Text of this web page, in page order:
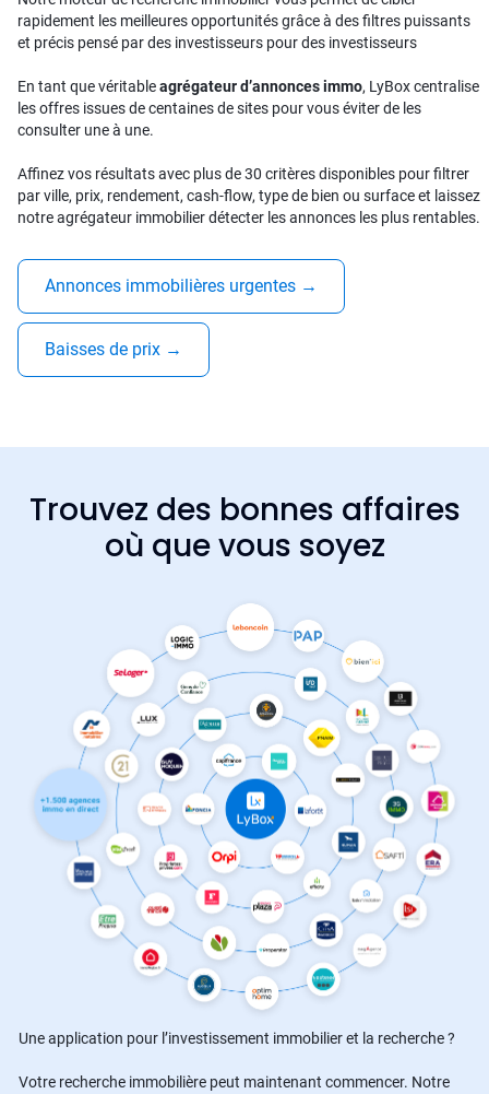
rapidement les meilleures opportunités grâce à des filtres puissants
et précis pensé par des investisseurs pour des investisseurs
En tant que véritableagrégateur d’annonces immo, LyBox centralise
les offres issues de centaines de sites pour vous éviter de les
consulter une à une.
Affinez vos résultats avec plus de 30 critères disponibles pour filtrer
par ville, prix, rendement, cash-flow, type de bien ou surface et laissez
notre agrégateur immobilier détecter les annonces les plus rentables.
Annonces immobilières urgentes →
Baisses de prix →
Trouvez des bonnes affaires
où que vous soyez
Une application pour l’investissement immobilier et la recherche ?
Votre recherche immobilière peut maintenant commencer. Notre